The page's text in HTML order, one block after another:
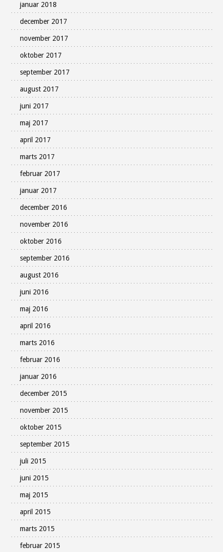
januar 2018
december 2017
november 2017
oktober 2017
september 2017
august 2017
juni 2017
maj 2017
april 2017
marts 2017
februar 2017
januar 2017
december 2016
november 2016
oktober 2016
september 2016
august 2016
juni 2016
maj 2016
april 2016
marts 2016
februar 2016
januar 2016
december 2015
november 2015
oktober 2015
september 2015
juli 2015
juni 2015
maj 2015
april 2015
marts 2015
februar 2015